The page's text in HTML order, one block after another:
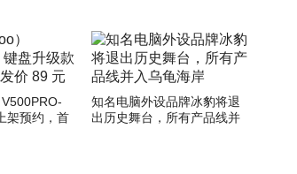
架预约，首
知名电脑外设品牌冰豹将退
出历史舞台，所有产品线并